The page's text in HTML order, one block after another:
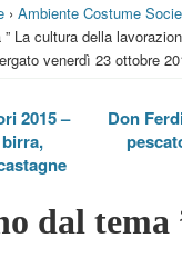
› Ambiente Costume
La cultura della
venerdì 23 ottobre
2015 –
Don
dal tema